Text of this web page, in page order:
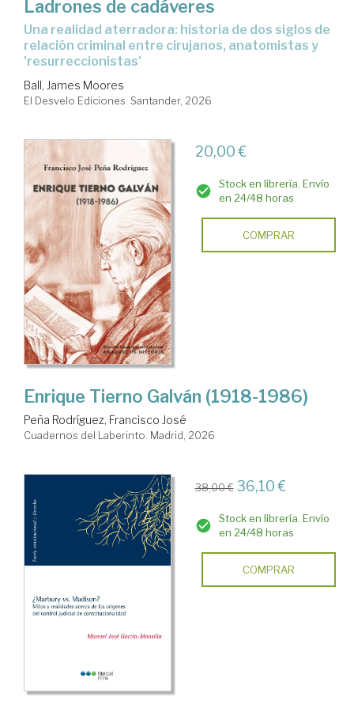
Ladrones de cadáveres
Una realidad aterradora: historia de dos siglos de
relación criminal entre cirujanos, anatomistas y
'resurreccionistas'
Ball, James Moores
El Desvelo Ediciones. Santander, 2026
20,00 €
Stock en librería. Envío
en 24/48 horas
COMPRAR
Enrique Tierno Galván (1918-1986)
Peña Rodríguez, Francisco José
Cuadernos del Laberinto. Madrid, 2026
38,00 € 36,10 €
Stock en librería. Envío
en 24/48 horas
COMPRAR